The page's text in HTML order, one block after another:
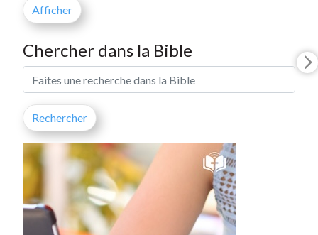
Chercher dans la Bible